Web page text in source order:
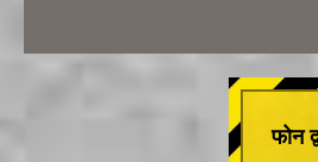
फोन